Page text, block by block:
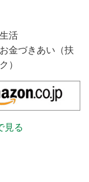
活
金づきあい（扶
）
見る